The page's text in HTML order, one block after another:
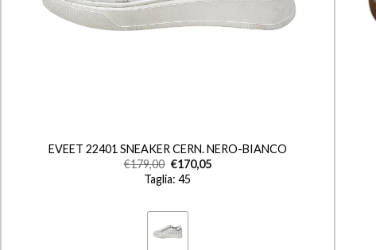
EVEET 22401 SNEAKER CERN. NERO-BIANCO
€179,00 €170,05
Taglia: 45